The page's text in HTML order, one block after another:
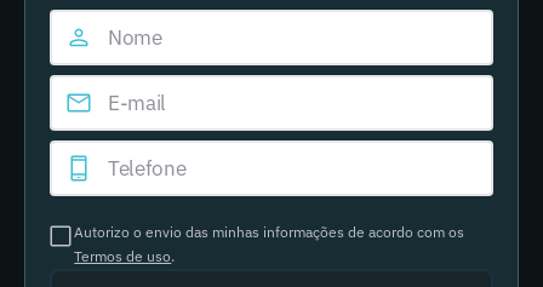
Autorizo o envio das minhas informações de acordo com os
Termos de uso.